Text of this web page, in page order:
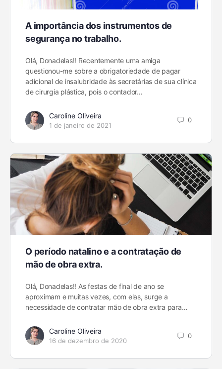
A importância dos instrumentos de
segurança no trabalho.
Olá, Donadelas!! Recentemente uma amiga
questionou-me sobre a obrigatoriedade de pagar
adicional de insalubridade às secretárias de sua clínica
de cirurgia plástica, pois o contador…
Caroline Oliveira
1 de janeiro de 2021
0
O período natalino e a contratação de
mão de obra extra.
Olá, Donadelas!! As festas de final de ano se
aproximam e muitas vezes, com elas, surge a
necessidade de contratar mão de obra extra para…
Caroline Oliveira
16 de dezembro de 2020
0